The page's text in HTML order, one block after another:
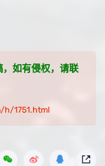
如有侵权，请联
h/1751.html